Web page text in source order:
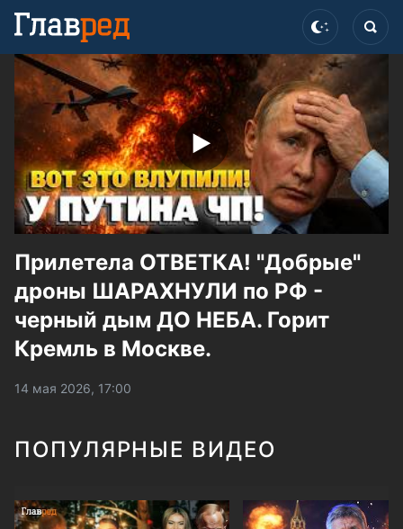
Прилетела ОТВЕТКА! "Добрые"
дроны ШАРАХНУЛИ по РФ -
черный дым ДО НЕБА. Горит
Кремль в Москве.
14 мая 2026, 17:00
ПОПУЛЯРНЫЕ ВИДЕО